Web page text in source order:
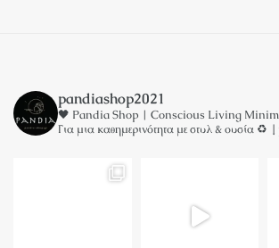
pandiashop2021
🖤 Pandia Shop | Conscious Living
Για μια καθημερινότητα με στυλ & ουσία ♻️